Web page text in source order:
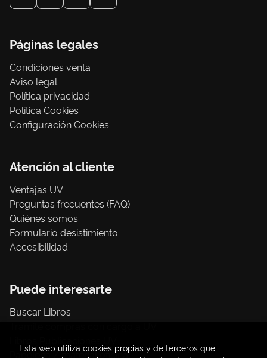
Páginas legales
Condiciones venta
Aviso legal
Política privacidad
Política Cookies
Configuración Cookies
Atención al cliente
Ventajas UV
Preguntas frecuentes (FAQ)
Quiénes somos
Formulario desistimiento
Accesibilidad
Puede interesarte
Buscar Libros
Papelería / material oficina
Esta web utiliza cookies propias y de terceros que